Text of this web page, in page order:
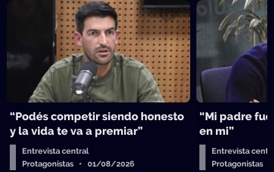
“Podés competir siendo honesto
y la vida te va a premiar”
Entrevista central
Protagonistas • 01/08/2026
“Mi padre
en mi”
Entrevista
Protagonistas